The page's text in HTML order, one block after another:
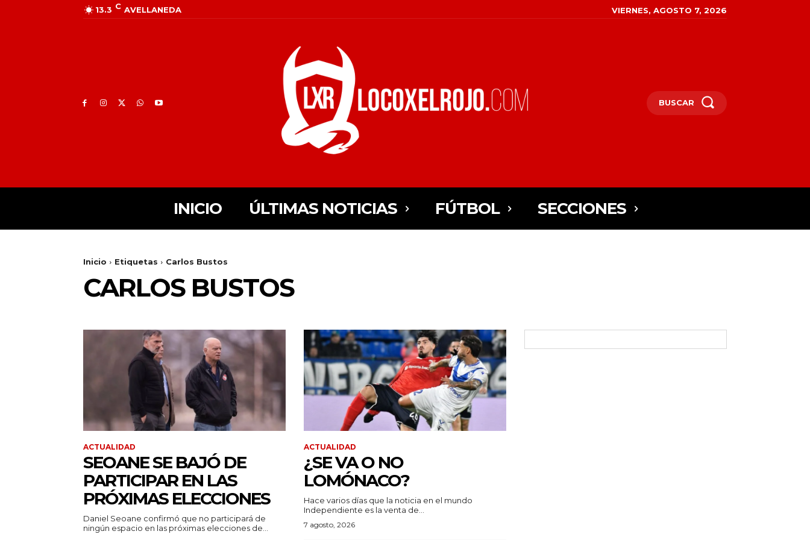
13.3 C AVELLANEDA VIERNES, AGOSTO 7, 2026
BUSCAR
INICIO ÚLTIMAS NOTICIAS FÚTBOL SECCIONES
Inicio Etiquetas Carlos Bustos
CARLOS BUSTOS
ACTUALIDAD
SEOANE SE BAJÓ DE
PARTICIPAR EN LAS
PRÓXIMAS ELECCIONES
Daniel Seoane confirmó que no participará de
ningún espacio en las próximas elecciones de...
ACTUALIDAD
¿SE VA O NO
LOMÓNACO?
Hace varios días que la noticia en el mundo
Independiente es la venta de...
7 agosto, 2026